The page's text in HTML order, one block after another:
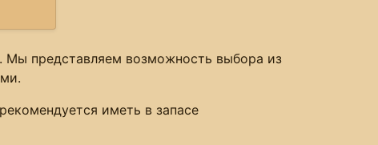
Мы представляем возможность выбора из
иметь в запасе